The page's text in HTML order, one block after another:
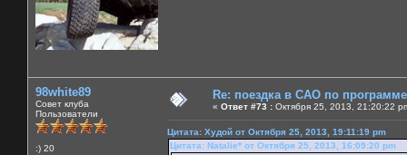
98white89
Совет клуба
Пользователи
:) 20
Re: поездка в САО по
« Ответ #73 : Октября 25, 2013, 21:20:22
Цитата: Худой от Октября 25, 2013, 19:11:19 pm
Цитата: Natalie* от Октября 25, 2013, 16:09:20 pm